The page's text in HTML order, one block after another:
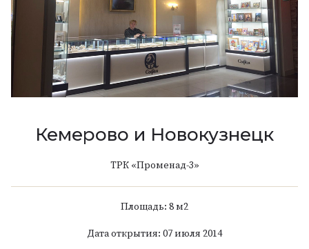
Кемерово и Новокузнецк
ТРК «Променад-3»
Площадь: 8 м2
Дата открытия: 07 июля 2014